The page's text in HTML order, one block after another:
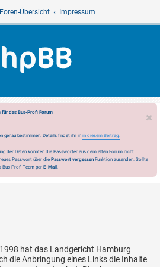
Foren-Übersicht Impressum
für das Bus-Profi Forum
genau bestimmen. Details findet ihr in in diesem Beitrag.
der Daten konnten die Passwörter aus dem alten Forum nicht
Passwort über die Passwort vergessen Funktion zusenden. Sollte
Bus-Profi Team perE-Mail.
hat das Landgericht Hamburg
die Anbringung eines Links die Inhalte